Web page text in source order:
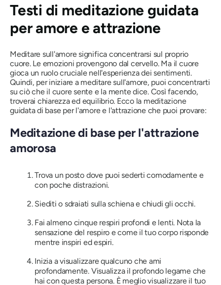
Testi di meditazione guidata
per amore e attrazione
Meditare sull'amore significa concentrarsi sul proprio
cuore. Le emozioni provengono dal cervello. Ma il cuore
gioca un ruolo cruciale nell'esperienza dei sentimenti.
Quindi, per iniziare a meditare sull'amore, puoi concentrarti
su ciò che il cuore sente e la mente dice. Così facendo,
troverai chiarezza ed equilibrio. Ecco la meditazione
guidata di base per l'amore e l'attrazione che puoi provare:
Meditazione di base per l'attrazione
amorosa
Trova un posto dove puoi sederti comodamente e
con poche distrazioni.
Siediti o sdraiati sulla schiena e chiudi gli occhi.
Fai almeno cinque respiri profondi e lenti. Nota la
sensazione del respiro e come il tuo corpo risponde
mentre inspiri ed espiri.
Inizia a visualizzare qualcuno che ami
profondamente. Visualizza il profondo legame che
hai con questa persona. È meglio visualizzare il tuo